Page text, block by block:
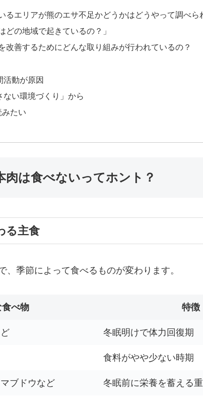
るエリアが熊のエサ不足かどうかはどうやって調べら
どの地域で起きているの？」
改善するためにどんな取り組みが行われているの？
活動が原因
ない環境づくり」から
たい
肉は食べないってホント？
る主食
、季節によって食べるものが変わります。
食べ物 特徴
冬眠明けで体力回復期
食料がやや少ない時期
ブドウなど 冬眠前に栄養を蓄える